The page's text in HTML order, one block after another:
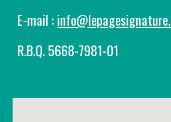
E-mail :
R.B.Q. 5668-7981-01